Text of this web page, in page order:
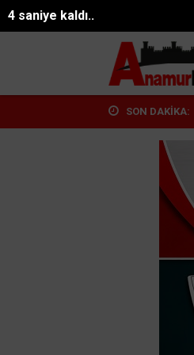
2 saniye kaldı..
SON DAKİKA:
Parti ile Anamur'da Yeni B...